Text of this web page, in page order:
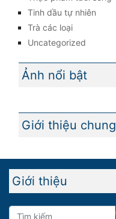
Tinh dầu tự nhiên
Trà các loại
Uncategorized
Ảnh nổi bật
Giới thiệu chung
Giới thiệu